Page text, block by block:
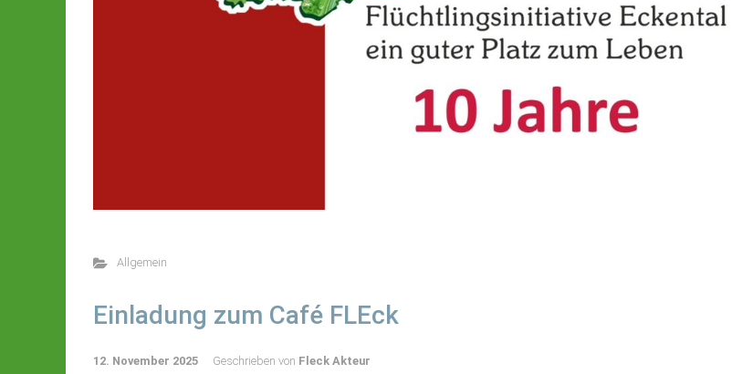
Allgemein
Einladung zum Café FLEck
12. November 2025 Geschrieben von Fleck Akteur